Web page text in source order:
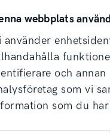
webbplats
använder
och
som vi
som du
Kia Original
hela 7 års
för att
redan
oavsett märke &